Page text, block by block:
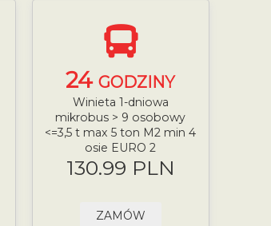
24GODZINY
Winieta 1-dniowa
mikrobus > 9 osobowy
<=3,5 t max 5 ton M2 min 4
osie EURO 2
130.99 PLN
ZAMÓW